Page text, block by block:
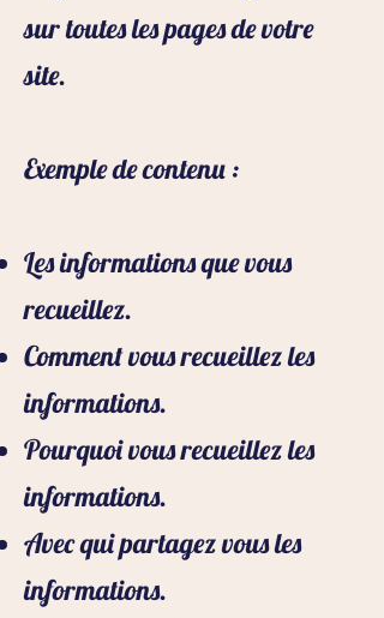
sur toutes les pages de votre
site.
Exemple de contenu :
Les informations que vous
recueillez.
Comment vous recueillez les
informations.
Pourquoi vous recueillez les
informations.
Avec qui partagez vous les
informations.